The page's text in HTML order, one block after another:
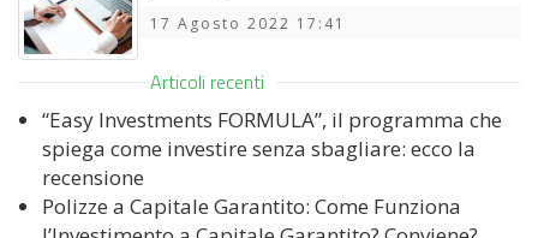
17 Agosto 2022 17:41
Articoli recenti
“Easy Investments FORMULA”, il programma che
spiega come investire senza sbagliare: ecco la
recensione
Polizze a Capitale Garantito: Come Funziona